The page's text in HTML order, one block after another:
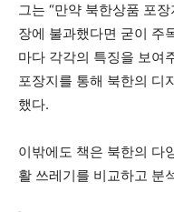
그는 “만약 북한상품 포
장에 불과했다면 굳이 주
마다 각각의 특징을 보여
포장지를 통해 북한의 디
했다.
이밖에도 책은 북한의 다
활 쓰레기를 비교하고 분